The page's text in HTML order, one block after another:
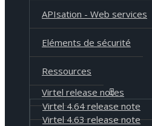
APIsation - Web services
Eléments de sécurité
Ressources
Virtel release notes
Virtel 4.64 release note
Virtel 4.63 release note